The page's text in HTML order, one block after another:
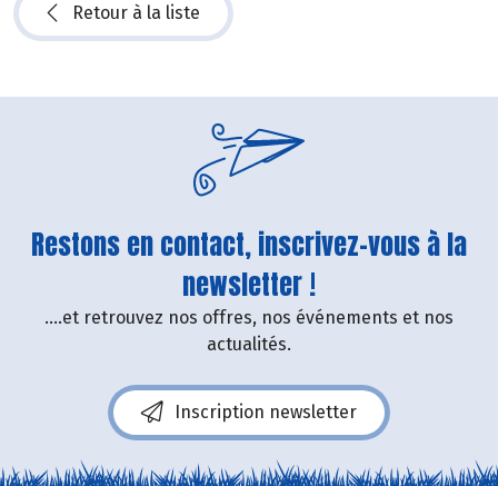
Retour à la liste
Restons en contact, inscrivez-vous à la
newsletter !
....et retrouvez nos offres, nos événements et nos
actualités.
Inscription newsletter